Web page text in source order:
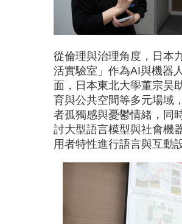
從倫理與治理角度，日本
活實驗室」作為AI與機器
面，日本東北大學董宗昊
育與公共空間等多元場域
者孤獨感與憂鬱情緒，同
討大型語言模型與社會機
用者特性進行語言與互動